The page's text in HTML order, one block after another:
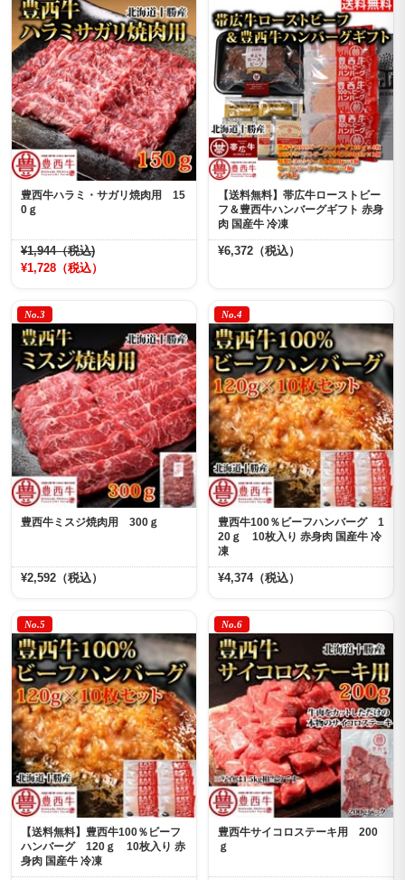
豊西牛ハラミ・サガリ焼肉用 15
0ｇ
¥1,944（税込)
¥1,728（税込）
【送料無料】帯広牛ローストビー
フ＆豊西牛ハンバーグギフト 赤身
肉 国産牛 冷凍
¥6,372（税込）
No.3
豊西牛ミスジ焼肉用 300ｇ
¥2,592（税込）
No.4
豊西牛100％ビーフハンバーグ 1
20ｇ 10枚入り 赤身肉 国産牛 冷
凍
¥4,374（税込）
No.5
【送料無料】豊西牛100％ビーフ
ハンバーグ 120ｇ 10枚入り 赤
身肉 国産牛 冷凍
No.6
豊西牛サイコロステーキ用 200
ｇ